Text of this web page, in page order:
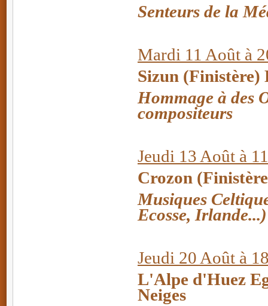
Senteurs de la
Mardi 11 Août à
Sizun
Hommage à des
compositeurs
Jeudi 13 Août à
Crozon
Musiques
Ecosse, Irlande...)
Jeudi 20 Août à
L'Alpe d'Huez
Neiges